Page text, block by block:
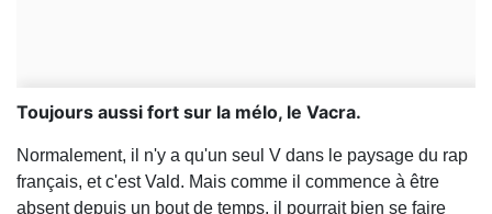
Toujours aussi fort sur la mélo, le Vacra.
Normalement, il n'y a qu'un seul V dans le paysage du rap
français, et c'est Vald. Mais comme il commence à être
absent depuis un bout de temps, il pourrait bien se faire